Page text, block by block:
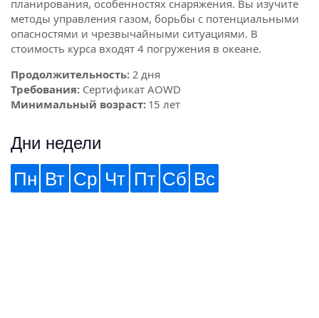
планирования, особенностях снаряжения. Вы изучите
методы управления газом, борьбы с потенциальными
опасностями и чрезвычайными ситуациями. В
стоимость курса входят 4 погружения в океане.
Продолжительность: 2 дня
Требования: Сертификат AOWD
Минимальный возраст: 15 лет
Дни недели
Пн Вт Ср Чт Пт Сб Вс